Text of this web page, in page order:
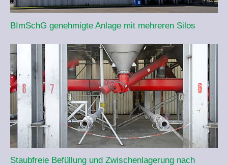
BImSchG genehmigte Anlage mit mehreren Silos
Staubfreie Befüllung und Zwischen­lagerung nach